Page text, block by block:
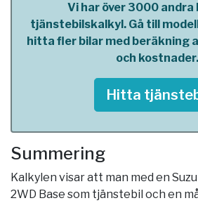
Vi har över 3000 andra
tjänstebilskalkyl. Gå till
hitta fler bilar med beräkning
och kostnader.
Hitta
Summering
Kalkylen visar att man med en
2WD Base som tjänstebil och en